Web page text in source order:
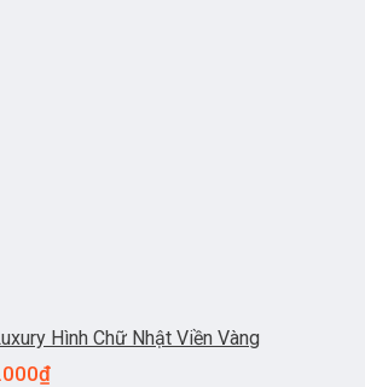
Hình Chữ Nhật Viền Vàng
₫